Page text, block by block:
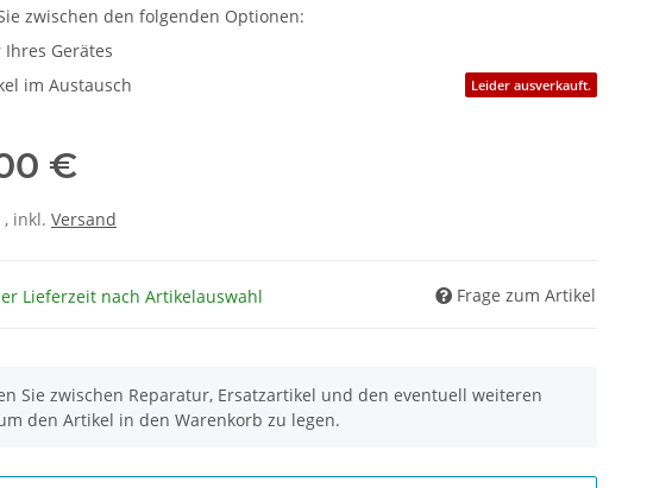
zwischen den folgenden Optionen:
Gerätes
im Austausch
Leider ausverkauft.
€
, inkl. Versand
Lieferzeit nach Artikelauswahl Frage zum Artikel
Sie zwischen Reparatur, Ersatzartikel und den eventuell weiteren
den Artikel in den Warenkorb zu legen.